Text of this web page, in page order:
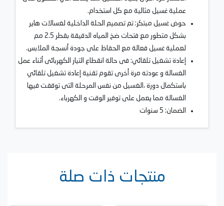
عملية غسيل مثالية مع كل استخدام.
حوض غسيل مبتكر: تم تصميم الحلة الداخلية لغسالات هاير
بشكل متطور مع فتحات ضخ المياه الدقيقة بقطر 2.5 مم
لعملية غسيل فعالة مع الحفاظ على جودة أنسجة الملابس.
إعادة تشغيل تلقائي: فى حالة انقطاع التيار الكهربائى أثناء عمل
الغسالة و عودته مرة أخرى تقوم تقنية إعادة تشغيل تلقائي
باستكمال دورة ،الغسيل من نفس المرحلة التى توقفت فيها
الغسالة مما يعمل على توفير الوقت و الكهرباء.
الضمان: 5 سنوات
منتجات ذات صلة